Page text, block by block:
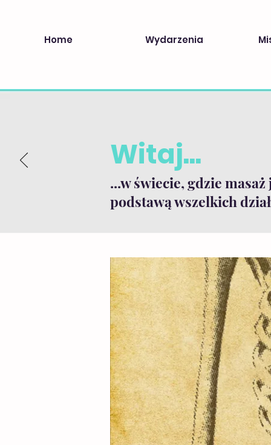
Home Wydarzenia
Witaj...
...w świecie, gdzie masaż
podstawą wszelkich